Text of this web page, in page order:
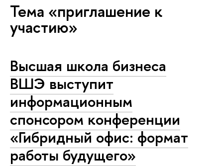
Тема «приглашение к
участию»
Высшая школа бизнеса
ВШЭ выступит
информационным
спонсором конференции
«Гибридный офис: формат
работы будущего»